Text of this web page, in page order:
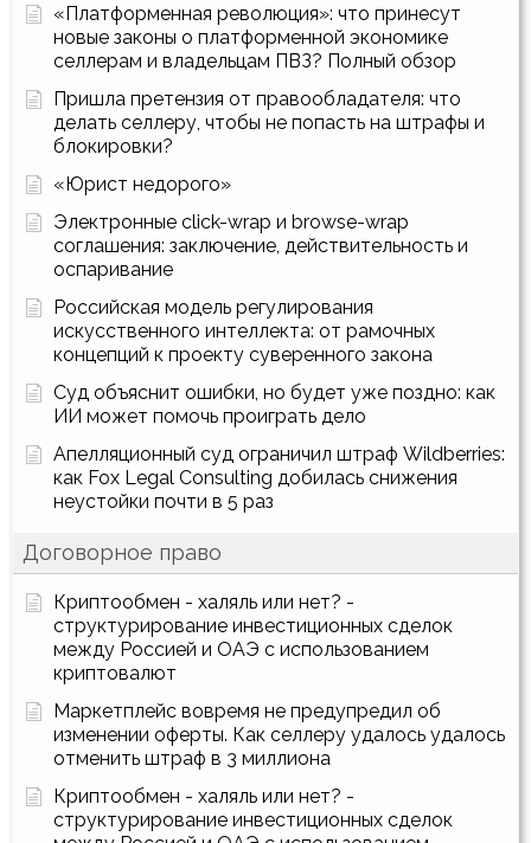
«Платформенная революция»: что принесут
новые законы о платформенной экономике
селлерам и владельцам ПВЗ? Полный обзор
Пришла претензия от правообладателя: что
делать селлеру, чтобы не попасть на штрафы и
блокировки?
«Юрист недорого»
Электронные click-wrap и browse-wrap
соглашения: заключение, действительность и
оспаривание
Российская модель регулирования
искусственного интеллекта: от рамочных
концепций к проекту суверенного закона
Суд объяснит ошибки, но будет уже поздно: как
ИИ может помочь проиграть дело
Апелляционный суд ограничил штраф Wildberries:
как Fox Legal Consulting добилась снижения
неустойки почти в 5 раз
Договорное право
Криптообмен - халяль или нет? -
структурирование инвестиционных сделок
между Россией и ОАЭ с использованием
криптовалют
Маркетплейс вовремя не предупредил об
изменении оферты. Как селлеру удалось удалось
отменить штраф в 3 миллиона
Криптообмен - халяль или нет? -
структурирование инвестиционных сделок